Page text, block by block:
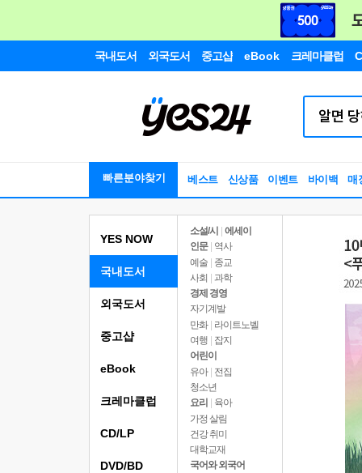
국내도서 외국도서 중고샵 eBook 크레마클럽
빠른분야찾기 베스트 신상품 이벤트 바이백 매
YES NOW
국내도서
소설/시
에세이
인문
역사
예술 | 종교
사회 | 과학
경제 경영
자기계발
만화 | 라이트노벨
여행
잡지
어린이
유아 | 전집
청소년
요리
육아
가정 살림
건강 취미
대학교재
국어와 외국어
외국도서
중고샵
eBook
크레마클럽
CD/LP
DVD/BD